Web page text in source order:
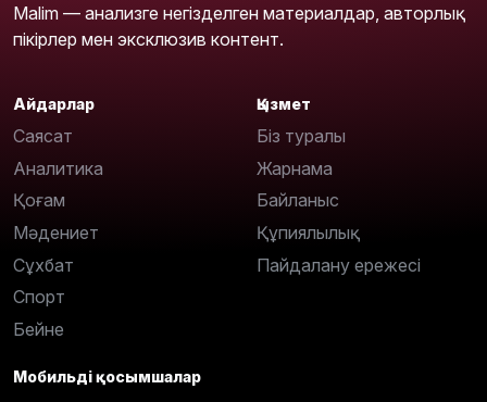
Malim — анализге негізделген материалдар, авторлық
пікірлер мен эксклюзив контент.
Айдарлар
Саясат
Аналитика
Қоғам
Мәдениет
Сұхбат
Спорт
Бейне
Қызмет
Біз туралы
Жарнама
Байланыс
Құпиялылық
Пайдалану ережесі
Мобильді қосымшалар